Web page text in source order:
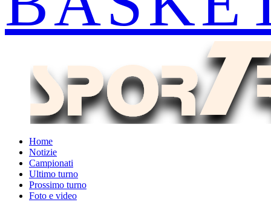
Home
Notizie
Campionati
Ultimo turno
Prossimo turno
Foto e video